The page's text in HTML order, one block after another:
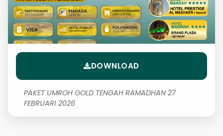
DOWNLOAD
PAKET UMROH GOLD TENGAH RAMADHAN 27
FEBRUARI 2026